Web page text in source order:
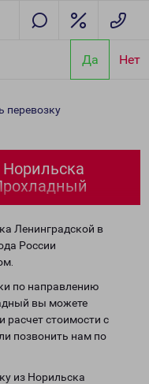
Да Нет
перевозку
Норильска
Ленинградской в
России
по направлению
вы можете
расчет стоимости с
позвонить нам по
из Норильска